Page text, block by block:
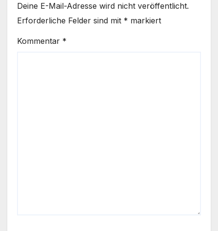
Deine E-Mail-Adresse wird nicht veröffentlicht.
Erforderliche Felder sind mit * markiert
Kommentar *